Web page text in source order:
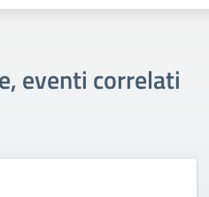
eventi correlati